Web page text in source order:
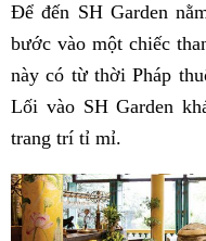
Để đến SH Garden
bước vào một chiếc
này có từ thời Pháp
Lối vào SH Garden
trang trí tỉ mỉ.